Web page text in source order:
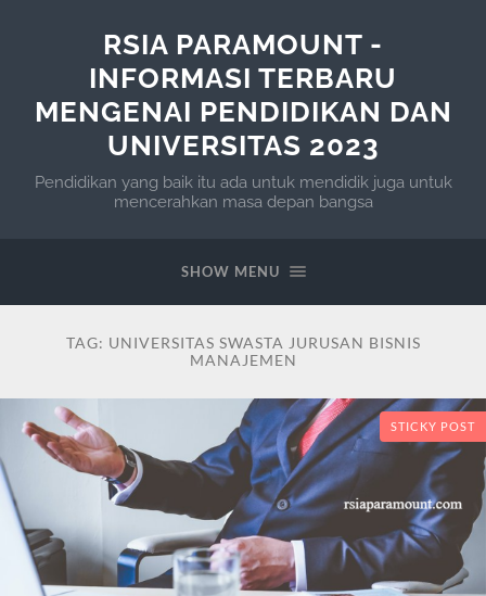
RSIA PARAMOUNT -
INFORMASI TERBARU
MENGENAI PENDIDIKAN DAN
UNIVERSITAS 2023
Pendidikan yang baik itu ada untuk mendidik juga untuk
mencerahkan masa depan bangsa
SHOW MENU
TAG: UNIVERSITAS SWASTA JURUSAN BISNIS
MANAJEMEN
STICKY POST